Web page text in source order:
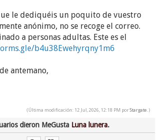
le dediquéis un poquito de vuestro
anónimo, no se recoge el correo.
a personas adultas. Este es el
b4u38Ewehyrqny1m6
antemano,
(Última modificación: 12 Jul, 2026, 12:18 PM porStargate.)
dieron MeGusta Luna lunera.